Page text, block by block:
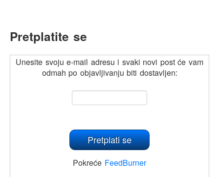
Pretplatite se
Unesite svoju e-mail adresu i svaki novi post će vam
odmah po objavljivanju biti dostavljen:
Pokreće FeedBurner